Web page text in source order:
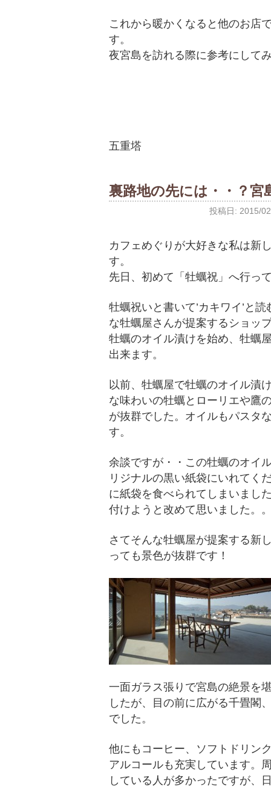
これから暖かくなると他のお店
す。
夜宮島を訪れる際に参考にして
五重塔
裏路地の先には・・？
投稿日: 2015/
カフェめぐりが大好きな私は新
す。
先日、初めて「牡蠣祝」へ行っ
牡蠣祝いと書いて’カキワイ’と
な牡蠣屋さんが提案するショッ
牡蠣のオイル漬けを始め、牡蠣
出来ます。
以前、牡蠣屋で牡蠣のオイル漬
な味わいの牡蠣とローリエや鷹
が抜群でした。オイルもパスタ
す。
余談ですが・・この牡蠣のオイ
リジナルの黒い紙袋にいれてく
に紙袋を食べられてしまいまし
付けようと改めて思いました。
さてそんな牡蠣屋が提案する新
っても景色が抜群です！
一面ガラス張りで宮島の絶景を
したが、目の前に広がる千畳閣
でした。
他にもコーヒー、ソフトドリン
アルコールも充実しています。
している人が多かったですが、